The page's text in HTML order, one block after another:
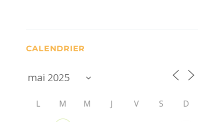
CALENDRIER
L M M J V S D